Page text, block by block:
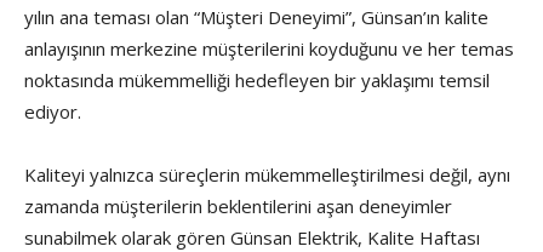
yılın ana teması olan “Müşteri Deneyimi”, Günsan’ın kalite
anlayışının merkezine müşterilerini koyduğunu ve her temas
noktasında mükemmelliği hedefleyen bir yaklaşımı temsil
ediyor.
Kaliteyi yalnızca süreçlerin mükemmelleştirilmesi değil, aynı
zamanda müşterilerin beklentilerini aşan deneyimler
sunabilmek olarak gören Günsan Elektrik, Kalite Haftası